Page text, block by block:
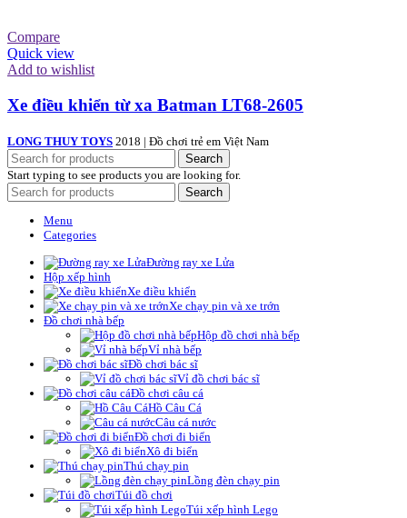
Compare
Quick view
Add to wishlist
Xe điều khiển từ xa Batman LT68-2605
LONG THUY TOYS 2018 | Đồ chơi trẻ em Việt Nam
Search
Start typing to see products you are looking for.
Search
Menu
Categories
Đường ray xe Lửa
Hộp xếp hình
Xe điều khiển
Xe chạy pin và xe trớn
Đồ chơi nhà bếp
Hộp đồ chơi nhà bếp
Vỉ nhà bếp
Đồ chơi bác sĩ
Vỉ đồ chơi bác sĩ
Đồ chơi câu cá
Hồ Câu Cá
Câu cá nước
Đồ chơi đi biển
Xô đi biển
Thú chạy pin
Lồng đèn chạy pin
Túi đồ chơi
Túi xếp hình Lego